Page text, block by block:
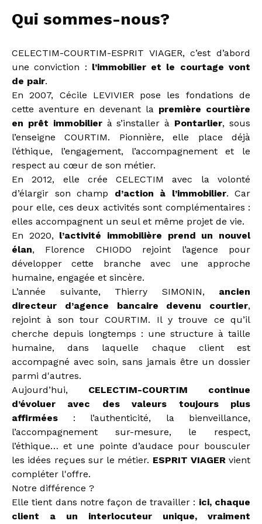
Qui sommes-nous?
CELECTIM-COURTIM-ESPRIT VIAGER, c’est d’abord
une conviction : l’immobilier et le courtage vont
de pair.
En 2007, Cécile LEVIVIER pose les fondations de
cette aventure en devenant la première courtière
en prêt immobilierà s’installer à Pontarlier, sous
l’enseigne COURTIM. Pionnière, elle place déjà
l’éthique, l’engagement, l’accompagnement et le
respect au cœur de son métier.
En 2012, elle crée CELECTIM avec la volonté
d’élargir son champ d’action à l’immobilier. Car
pour elle, ces deux activités sont complémentaires :
elles accompagnent un seul et même projet de vie.
En 2020, l’activité immobilière prend un nouvel
élan, Florence CHIODO rejoint l’agence pour
développer cette branche avec une approche
humaine, engagée et sincère.
L’année suivante, Thierry SIMONIN, ancien
directeur d’agence bancaire devenu courtier,
rejoint à son tour COURTIM. Il y trouve ce qu’il
cherche depuis longtemps : une structure à taille
humaine, dans laquelle chaque client est
accompagné avec soin, sans jamais être un dossier
parmi d'autres.
Aujourd’hui, CELECTIM-COURTIM continue
d’évoluer avec des valeurs toujours plus
affirmées : l’authenticité, la bienveillance,
l’accompagnement sur-mesure, le respect,
l’éthique… et une pointe d’audace pour bousculer
les idées reçues sur le métier. ESPRIT VIAGERvient
compléter l'offre.
Notre différence ?
Elle tient dans notre façon de travailler : ici, chaque
client a un interlocuteur unique, vraiment